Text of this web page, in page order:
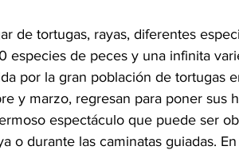
de tortugas, rayas, diferentes
especies de peces y una infinita
por la gran población de tortugas
y marzo, regresan para poner sus
espectáculo que puede ser
o durante las caminatas guiadas.